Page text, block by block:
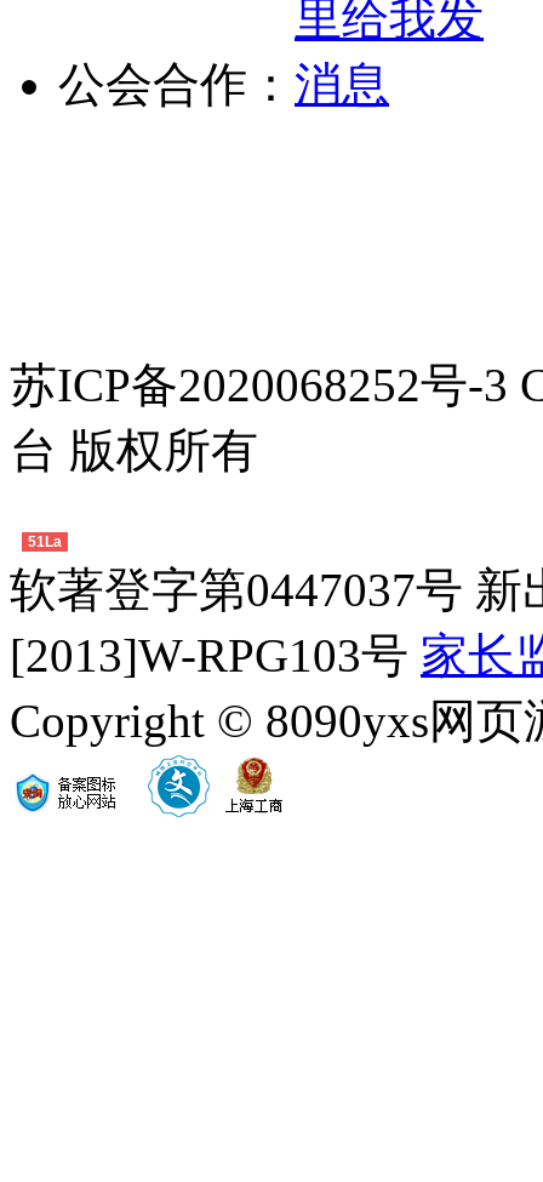
公会合作：
苏ICP备2020068252号-3
台 版权所有
51La
软著登字第0447037号
[2013]W-RPG103号 家长
Copyright © 8090yxs网